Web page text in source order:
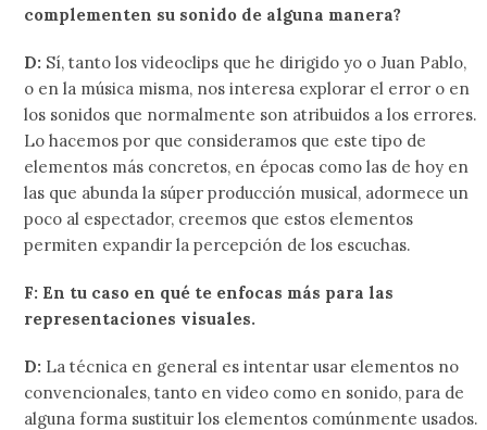
complementen su sonido de alguna manera?
D: Sí, tanto los videoclips que he dirigido yo o Juan Pablo,
o en la música misma, nos interesa explorar el error o en
los sonidos que normalmente son atribuidos a los errores.
Lo hacemos por que consideramos que este tipo de
elementos más concretos, en épocas como las de hoy en
las que abunda la súper producción musical, adormece un
poco al espectador, creemos que estos elementos
permiten expandir la percepción de los escuchas.
F: En tu caso en qué te enfocas más para las
representaciones visuales.
D: La técnica en general es intentar usar elementos no
convencionales, tanto en video como en sonido, para de
alguna forma sustituir los elementos comúnmente usados.